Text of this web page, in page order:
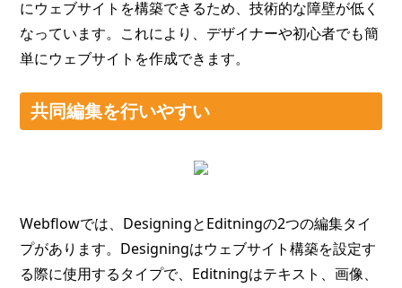
にウェブサイトを構築できるため、技術的な障壁が低く
なっています。これにより、デザイナーや初心者でも簡
単にウェブサイトを作成できます。
共同編集を行いやすい
Webflowでは、DesigningとEditningの2つの編集タイ
プがあります。Designingはウェブサイト構築を設定す
る際に使用するタイプで、Editningはテキスト、画像、